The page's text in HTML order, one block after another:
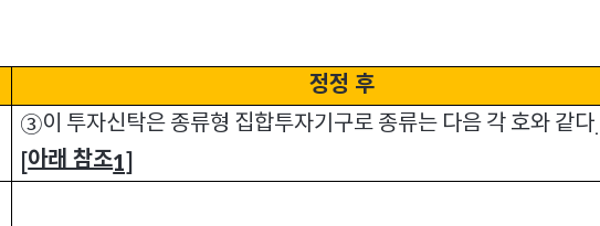
정정 후
③이 투자신탁은 종류형 집합투자기구로 종류는 다음 각 호와 같다.
[아래 참조1]